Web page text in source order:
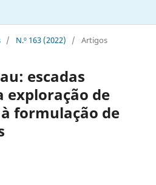
/ N.º 163 (2022) / Artigos
escadas
exploração de
formulação de